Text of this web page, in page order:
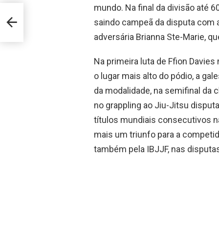
mundo. Na final da divisão até
saindo campeã da disputa com
adversária Brianna Ste-Marie,
Na primeira luta de Ffion
o lugar mais alto do pódio, a
da modalidade, na semifinal da
no grappling ao Jiu-Jitsu
títulos mundiais consecutivos
mais um triunfo para a
também pela IBJJF, nas